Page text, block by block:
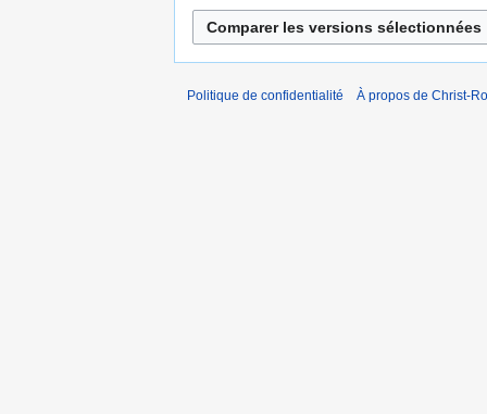
Politique de confidentialité À propos de Christ-